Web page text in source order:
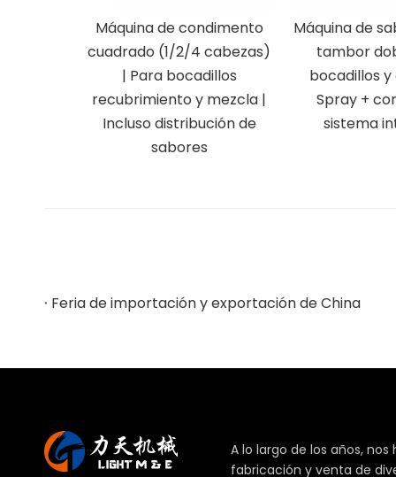
Máquina de condimento
cuadrado (1/2/4 cabezas)
| Para bocadillos
recubrimiento y mezcla |
Incluso distribución de
sabores
Máquina de
tambor
bocadillos
Spray +
sistema
Feria de importación y exportación de China
A lo largo de los años,
fabricación y venta de